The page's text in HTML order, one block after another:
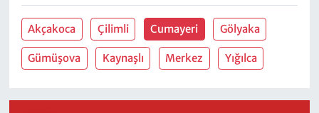
Akçakoca Çilimli Cumayeri Gölyaka
Gümüşova Kaynaşlı Merkez Yığılca